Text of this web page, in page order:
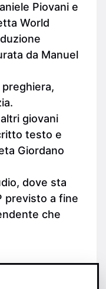
Piovani e
World
da Manuel
giovani
testo e
Giordano
dove sta
previsto a fine
che